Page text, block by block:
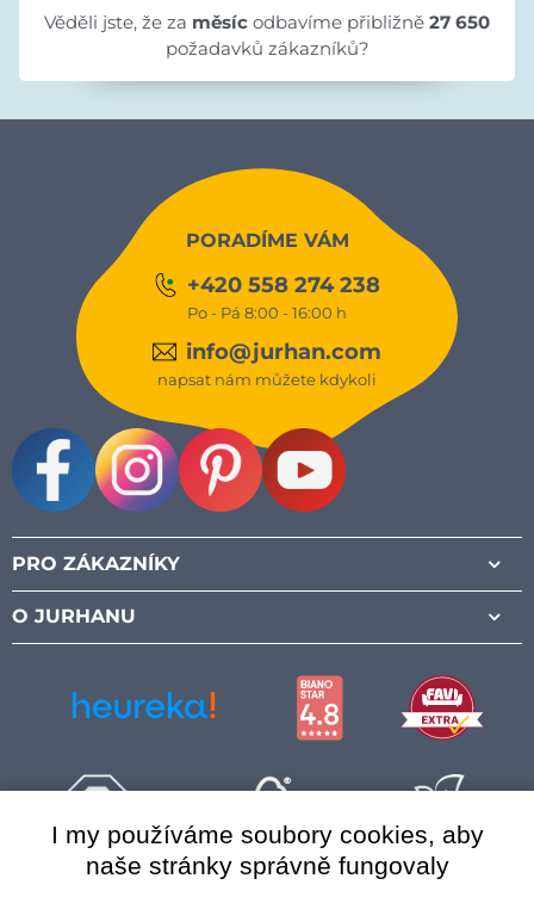
Věděli jste, že za měsíc odbavíme přibližně 27 650
požadavků zákazníků?
PORADÍME VÁM
+420 558 274 238
Po - Pá 8:00 - 16:00 h
info@jurhan.com
napsat nám můžete kdykoli
PRO ZÁKAZNÍKY
O JURHANU
I my používáme soubory cookies, aby
naše stránky správně fungovaly